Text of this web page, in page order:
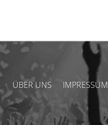
ÜBER UNS IMPRESSUM